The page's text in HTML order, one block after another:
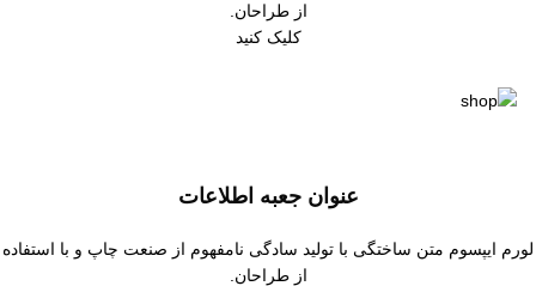
از طراحان.
کلیک کنید
عنوان جعبه اطلاعات
لورم ایپسوم متن ساختگی با تولید سادگی نامفهوم از صنعت چاپ و با استفاده
از طراحان.